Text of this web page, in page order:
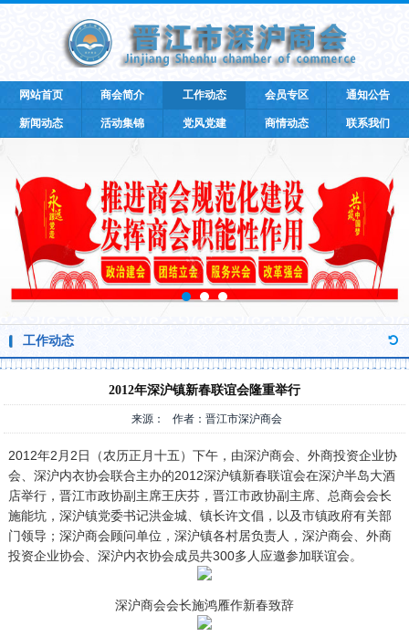
网站首页 商会简介 工作动态 会员专区 通知公告
新闻动态 活动集锦 党风党建 商情动态 联系我们
工作动态
2012年深沪镇新春联谊会隆重举行
来源： 作者：晋江市深沪商会
2012年2月2日（农历正月十五）下午，由深沪商会、外商投资企业协
会、深沪内衣协会联合主办的2012深沪镇新春联谊会在深沪半岛大酒
店举行，晋江市政协副主席王庆芬，晋江市政协副主席、总商会会长
施能坑，深沪镇党委书记洪金城、镇长许文倡，以及市镇政府有关部
门领导；深沪商会顾问单位，深沪镇各村居负责人，深沪商会、外商
投资企业协会、深沪内衣协会成员共300多人应邀参加联谊会。
深沪商会会长施鸿雁作新春致辞